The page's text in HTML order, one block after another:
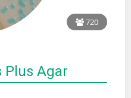
720
Plus Agar